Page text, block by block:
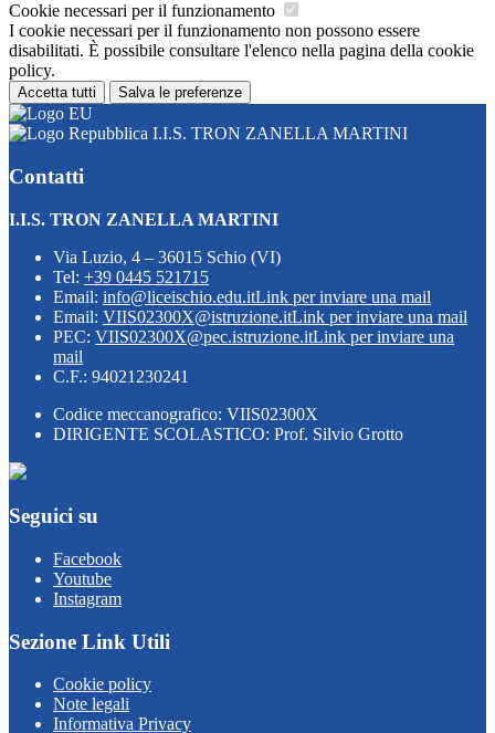
Cookie necessari per il funzionamento
I cookie necessari per il funzionamento non possono essere
disabilitati. È possibile consultare l'elenco nella pagina della cookie
policy.
Accetta tutti Salva le preferenze
I.I.S. TRON ZANELLA MARTINI
Contatti
I.I.S. TRON ZANELLA MARTINI
Via Luzio, 4 – 36015 Schio (VI)
Tel: +39 0445 521715
Email: info@liceischio.edu.itLink per inviare una mail
Email: VIIS02300X@istruzione.itLink per inviare una mail
PEC: VIIS02300X@pec.istruzione.itLink per inviare una
mail
C.F.: 94021230241
Codice meccanografico: VIIS02300X
DIRIGENTE SCOLASTICO: Prof. Silvio Grotto
Seguici su
Facebook
Youtube
Instagram
Sezione Link Utili
Cookie policy
Note legali
Informativa Privacy